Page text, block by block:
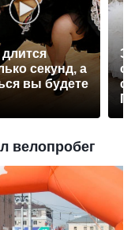
длится
секунд, а
вы будете
велопробег